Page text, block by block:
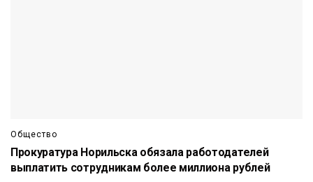
Общество
Прокуратура Норильска обязала работодателей
выплатить сотрудникам более миллиона рублей